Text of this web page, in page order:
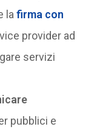
la firma con
provider ad
servizi
pubblici e